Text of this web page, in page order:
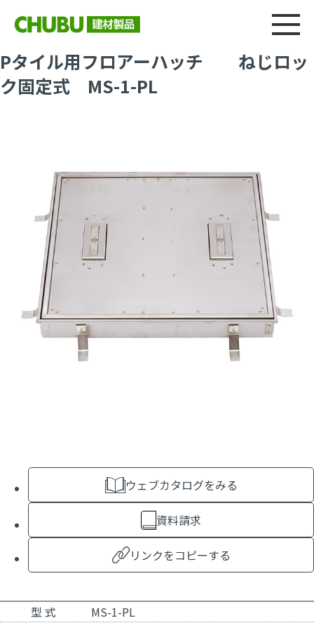
総合
Pタイル用フロアーハッチ ねじロッ
ク固定式 MS-1-PL
ウェブカタログをみる
資料請求
リンクをコピーする
型 式
MS-1-PL